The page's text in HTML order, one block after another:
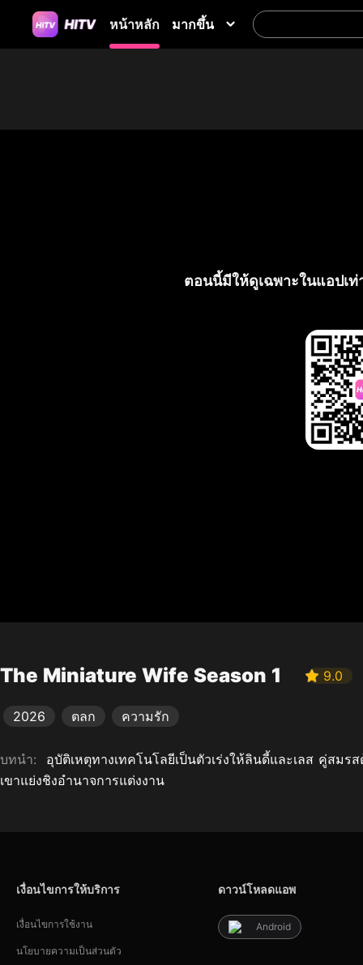
หน้าหลัก มากขึ้น
ตอนนี้มีให้ดูเฉพาะในแอปเ
The Miniature Wife Season 1 9.0
2026 ตลก ความรัก
บทนำ: อุบัติเหตุทางเทคโนโลยีเป็นตัวเร่งให้ลินดี้และเลส คู่ส
เขาแย่งชิงอำนาจการแต่งงาน
เงื่อนไขการให้บริการ
เงื่อนไขการใช้งาน
นโยบายความเป็นส่วนตัว
ดาวน์โหลดแอพ
Android